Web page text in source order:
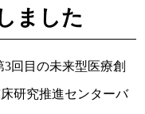
ました
3回目の未来型医療創
研究推進センターバ